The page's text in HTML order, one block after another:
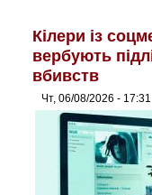
Кілери із
вербують
вбивств
Чт, 06/08/2026 - 17:31